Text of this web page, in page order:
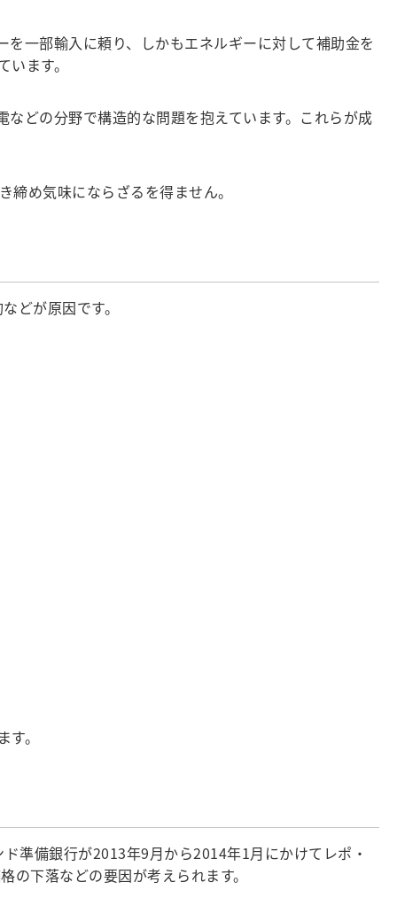
一部輸入に頼り、しかもエネルギーに対して補助金を
ます。
どの分野で構造的な問題を抱えています。これらが成
め気味にならざるを得ません。
どが原因です。
。
準備銀行が2013年9月から2014年1月にかけてレポ・
下落などの要因が考えられます。